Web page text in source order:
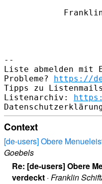
--
Liste abmelden mit
Probleme? https://
Tipps zu
Listenarchiv:
Context
[de-users] Obere
Goebels
Re: [de-users] Obere
verdeckt · Franklin